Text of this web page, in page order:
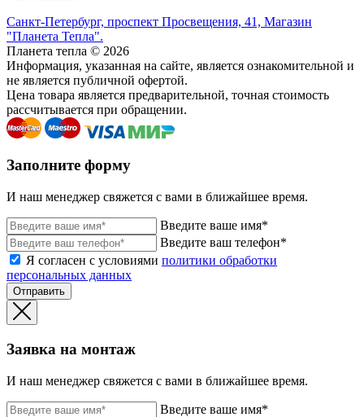
Санкт-Петербург, проспект Просвещения, 41, Магазин
"Планета Тепла".
Планета тепла © 2026
Информация, указанная на сайте, является ознакомительной и
не является публичной офертой.
Цена товара является предварительной, точная стоимость
рассчитывается при обращении.
Заполните форму
И наш менеджер свяжется с вами в ближайшее время.
Введите ваше имя*
Введите ваш телефон*
Я согласен с условиями политики обработки
персональных данных
Отправить
Заявка на монтаж
И наш менеджер свяжется с вами в ближайшее время.
Введите ваше имя*